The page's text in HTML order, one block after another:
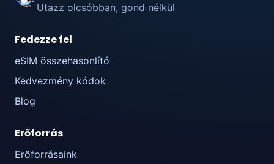
Utazz olcsóbban, gond nélkül
Fedezze fel
eSIM összehasonlító
Kedvezmény kódok
Blog
Erőforrás
Erőforrásaink